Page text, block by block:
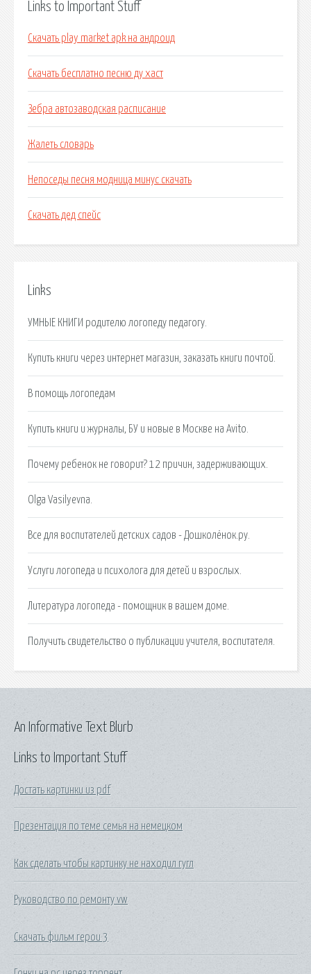
Links to Important Stuff
Скачать play market apk на андроид
Скачать бесплатно песню ду хаст
Зебра автозаводская расписание
Жалеть словарь
Непоседы песня модница минус скачать
Скачать дед спейс
Links
УМНЫЕ КНИГИ родителю логопеду педагогу.
Купить книги через интернет магазин, заказать книги почтой.
В помощь логопедам
Купить книги и журналы, БУ и новые в Москве на Avito.
Почему ребенок не говорит? 12 причин, задерживающих.
Olga Vasilyevna.
Все для воспитателей детских садов - Дошколёнок.ру.
Услуги логопеда и психолога для детей и взрослых.
Литература логопеда - помощник в вашем доме.
Получить свидетельство о публикации учителя, воспитателя.
Links to Important Stuff
Достать картинки из pdf
Презентация по теме семья на немецком
Как сделать чтобы картинку не находил гугл
Руководство по ремонту vw
Скачать фильм герои 3
An Informative Text Blurb